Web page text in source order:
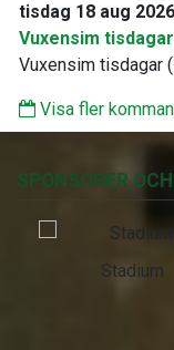
tisdag 18 aug 2026
Vuxensim
Vuxensim tisdagar
Visa fler
SPONSORER
Stadium